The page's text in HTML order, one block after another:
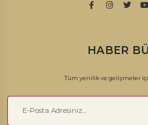
HABER
Tüm yenilik ve gelişmeler